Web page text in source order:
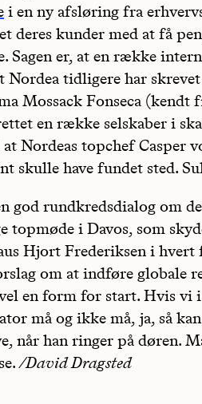
i en ny afsløring fra
deres kunder med at få
er, at en række
Nordea tidligere har
Mossack Fonseca (kendt
en række selskaber i
Nordeas topchef Casper
skulle have fundet sted.
god rundkredsdialog om
topmøde i Davos, som
Hjort Frederiksen i
om at indføre globale
en form for start. Hvis vi
må og ikke må, ja, så
når han ringer på døren.
/David Dragsted